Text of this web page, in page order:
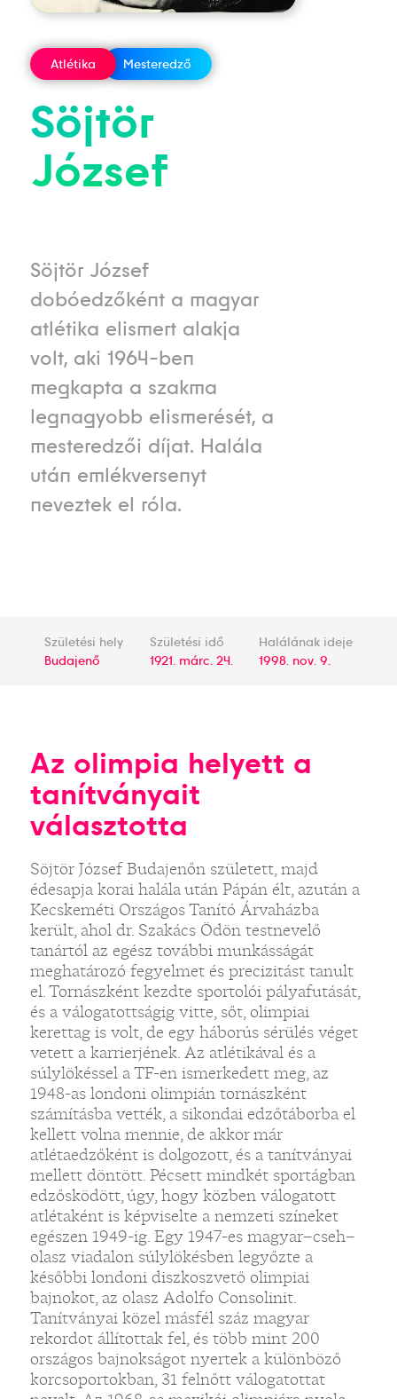
Atlétika Mesteredző
Söjtör
József
Söjtör József
dobóedzőként a magyar
atlétika elismert alakja
volt, aki 1964-ben
megkapta a szakma
legnagyobb elismerését, a
mesteredzői díjat. Halála
után emlékversenyt
neveztek el róla.
Születési hely
Budajenő
Születési idő
1921. márc. 24.
Halálának ideje
1998. nov. 9.
Az olimpia helyett a
tanítványait
választotta
Söjtör József Budajenőn született, majd
édesapja korai halála után Pápán élt, azután a
Kecskeméti Országos Tanító Árvaházba
került, ahol dr. Szakács Ödön testnevelő
tanártól az egész további munkásságát
meghatározó fegyelmet és precizitást tanult
el. Tornászként kezdte sportolói pályafutását,
és a válogatottságig vitte, sőt, olimpiai
kerettag is volt, de egy háborús sérülés véget
vetett a karrierjének. Az atlétikával és a
súlylökéssel a TF-en ismerkedett meg, az
1948-as londoni olimpián tornászként
számításba vették, a sikondai edzőtáborba el
kellett volna mennie, de akkor már
atlétaedzőként is dolgozott, és a tanítványai
mellett döntött. Pécsett mindkét sportágban
edzősködött, úgy, hogy közben válogatott
atlétaként is képviselte a nemzeti színeket
egészen 1949-ig. Egy 1947-es magyar–cseh–
olasz viadalon súlylökésben legyőzte a
későbbi londoni diszkoszvető olimpiai
bajnokot, az olasz Adolfo Consolinit.
Tanítványai közel másfél száz magyar
rekordot állítottak fel, és több mint 200
országos bajnokságot nyertek a különböző
korcsoportokban, 31 felnőtt válogatottat